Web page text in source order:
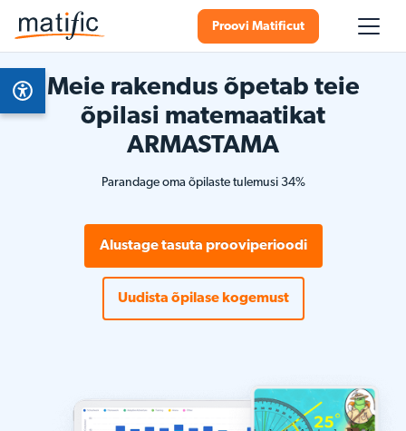
Proovi Matificut
Meie rakendus õpetab teie
õpilasi matemaatikat
ARMASTAMA
Parandage oma õpilaste tulemusi 34%
Alustage tasuta prooviperioodi
Uudista õpilase kogemust